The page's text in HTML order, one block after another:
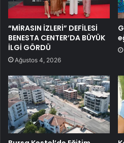
“MİRASIN İZLERİ” DEFİLESİ
BENESTA CENTER’DA BÜYÜK
İLGİ GÖRDÜ
Ağustos 4, 2026